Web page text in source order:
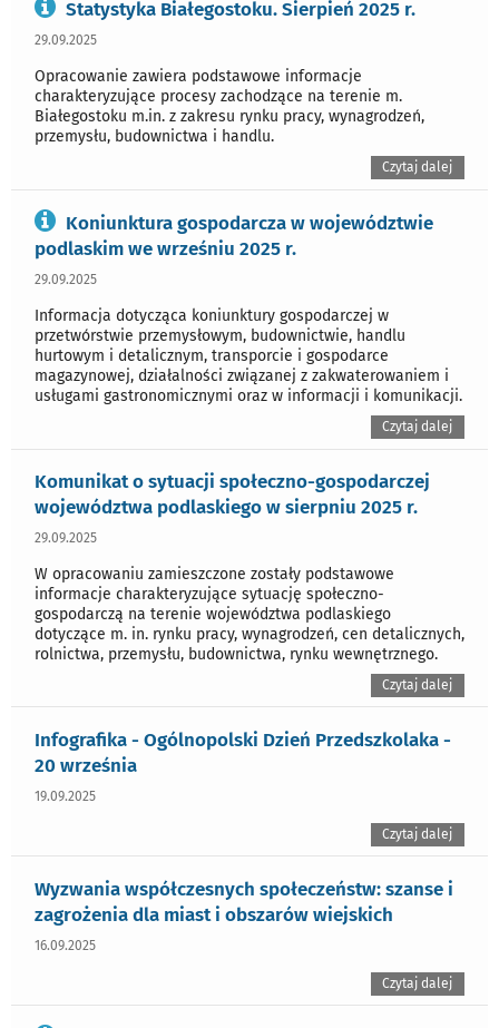
Statystyka Białegostoku. Sierpień 2025 r.
29.09.2025
Opracowanie zawiera podstawowe informacje
charakteryzujące procesy zachodzące na terenie m.
Białegostoku m.in. z zakresu rynku pracy, wynagrodzeń,
przemysłu, budownictwa i handlu.
Czytaj dalej
Koniunktura gospodarcza w województwie
podlaskim we wrześniu 2025 r.
29.09.2025
Informacja dotycząca koniunktury gospodarczej w
przetwórstwie przemysłowym, budownictwie, handlu
hurtowym i detalicznym, transporcie i gospodarce
magazynowej, działalności związanej z zakwaterowaniem i
usługami gastronomicznymi oraz w informacji i komunikacji.
Czytaj dalej
Komunikat o sytuacji społeczno-gospodarczej
województwa podlaskiego w sierpniu 2025 r.
29.09.2025
W opracowaniu zamieszczone zostały podstawowe
informacje charakteryzujące sytuację społeczno-
gospodarczą na terenie województwa podlaskiego
dotyczące m. in. rynku pracy, wynagrodzeń, cen detalicznych,
rolnictwa, przemysłu, budownictwa, rynku wewnętrznego.
Czytaj dalej
Infografika - Ogólnopolski Dzień Przedszkolaka -
20 września
19.09.2025
Czytaj dalej
Wyzwania współczesnych społeczeństw: szanse i
zagrożenia dla miast i obszarów wiejskich
16.09.2025
Czytaj dalej